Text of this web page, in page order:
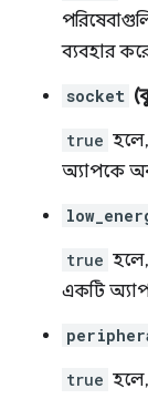
ব্যবহার
socket
true হলে,
অ্যাপকে
true হলে,
একটি
true হলে,